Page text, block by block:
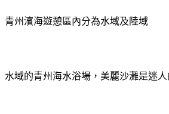
青州濱海遊憩區內分為水域及陸域
水域的青州海水浴場，美麗沙灘是迷人